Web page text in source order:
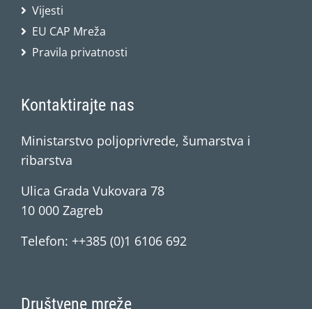
Vijesti
EU CAP Mreža
Pravila privatnosti
Kontaktirajte nas
Ministarstvo poljoprivrede, šumarstva i
ribarstva
Ulica Grada Vukovara 78
10 000 Zagreb
Telefon: ++385 (0)1 6106 692
Društvene mreže